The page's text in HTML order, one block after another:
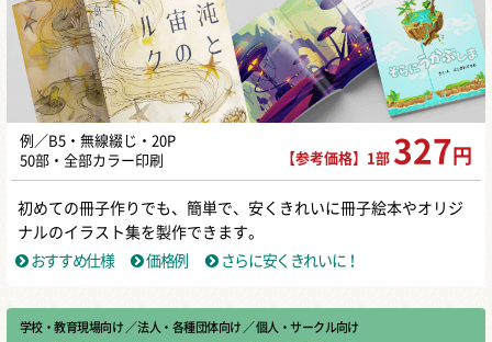
例／B5・無線綴じ・20P
50部・全部カラー印刷
【参考価格】1部 327 円
初めての冊子作りでも、簡単で、安くきれいに冊子絵本やオリジ
ナルのイラスト集を製作できます。
おすすめ仕様
価格例 さらに安くきれいに！
学校・教育現場向け ／ 法人・各種団体向け ／ 個人・サークル向け